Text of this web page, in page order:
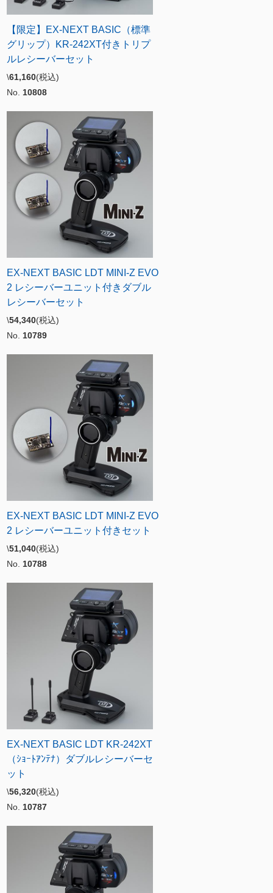
【限定】EX-NEXT BASIC（標準
グリップ）KR-242XT付きトリプ
ルレシーバーセット
\61,160(税込)
No. 10808
EX-NEXT BASIC LDT MINI-Z EVO
2 レシーバーユニット付きダブル
レシーバーセット
\54,340(税込)
No. 10789
EX-NEXT BASIC LDT MINI-Z EVO
2 レシーバーユニット付きセット
\51,040(税込)
No. 10788
EX-NEXT BASIC LDT KR-242XT
（ｼｮｰﾄｱﾝﾃﾅ）ダブルレシーバーセ
ット
\56,320(税込)
No. 10787